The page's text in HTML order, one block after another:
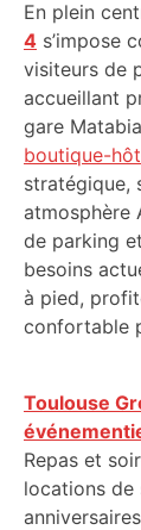
En plein
4 s’impose
visiteurs de
accueillant
gare
boutique-
stratégique,
atmosphère
de parking
besoins
à pied,
confortable
Toulouse
Repas et
locations de